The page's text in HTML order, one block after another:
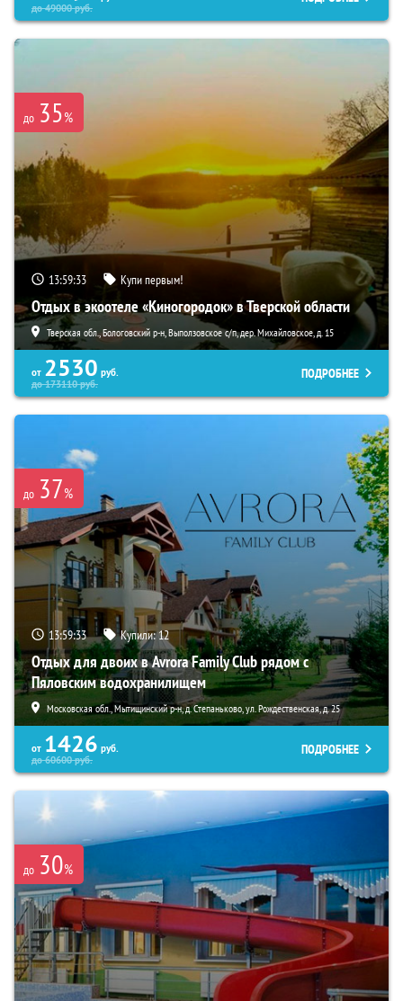
до49000руб.
до 35%
13:59:32 Купи первым!
Отдых в экоотеле «Киногородок» в Тверской области
Тверская обл., Бологовский р-н, Выползовское с/п, дер. Михайловское, д. 15
от 2530 руб.
до173110руб.
ПОДРОБНЕЕ
до 37%
13:59:32 Купили:12
Отдых для двоих в Avrora Family Club рядом с
Пяловским водохранилищем
Московская обл., Мытищинский р-н, д. Степаньково, ул. Рождественская, д. 25
от 1426 руб.
до60600руб.
ПОДРОБНЕЕ
до 30%